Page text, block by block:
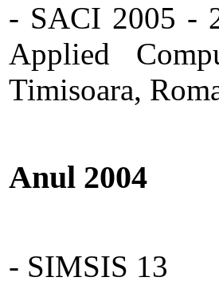
- SACI 2005 -
Applied
Timisoara,
Anul 2004
- SIMSIS 13